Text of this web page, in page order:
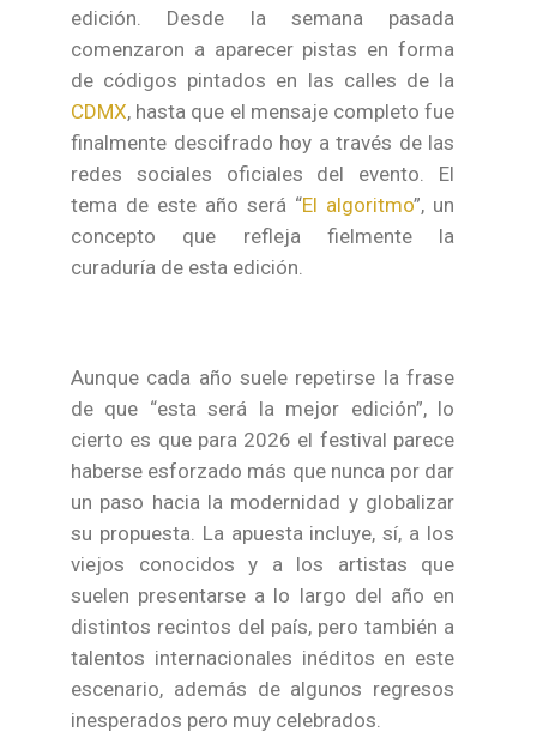
edición. Desde la semana pasada
comenzaron a aparecer pistas en forma
de códigos pintados en las calles de la
CDMX, hasta que el mensaje completo fue
finalmente descifrado hoy a través de las
redes sociales oficiales del evento. El
tema de este año será “El algoritmo”, un
concepto que refleja fielmente la
curaduría de esta edición.
Aunque cada año suele repetirse la frase
de que “esta será la mejor edición”, lo
cierto es que para 2026 el festival parece
haberse esforzado más que nunca por dar
un paso hacia la modernidad y globalizar
su propuesta. La apuesta incluye, sí, a los
viejos conocidos y a los artistas que
suelen presentarse a lo largo del año en
distintos recintos del país, pero también a
talentos internacionales inéditos en este
escenario, además de algunos regresos
inesperados pero muy celebrados.